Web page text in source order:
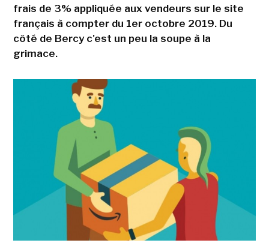
frais de 3% appliquée aux vendeurs sur le site
français à compter du 1er octobre 2019. Du
côté de Bercy c'est un peu la soupe à la
grimace.